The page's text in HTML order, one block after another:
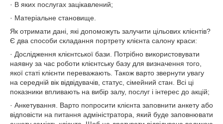
· В яких послугах зацікавлений;
· Матеріальне становище.
Як отримати дані, які допоможуть залучити цільових клієнтів?
Є два способи складання портрету клієнта салону краси:
· Дослідження клієнтської бази. Потрібно використовувати
наявну за час роботи клієнтську базу для визначення того,
якої статі клієнти переважають. Також варто звернути увагу
на середній вік відвідувачів, статус, сімейний стан. Всі ці
показники впливають на вибір залу, послуг і інтерес до акцій;
· Анкетування. Варто попросити клієнта заповнити анкету або
відповісти на питання адміністратора, який буде заповнювати